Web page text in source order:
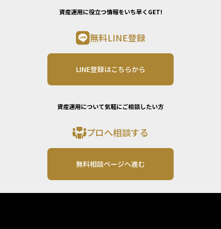
資産運用に役立つ情報をいち早くGET!
無料LINE登録
LINE登録はこちらから
資産運用について気軽にご相談したい方
プロへ相談する
無料相談ページへ進む